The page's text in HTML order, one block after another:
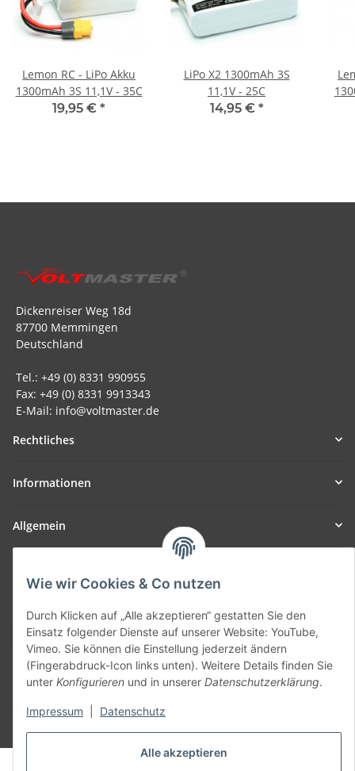
Alle akzeptieren
Wie wir Cookies & Co nutzen
Durch Klicken auf „Alle akzeptieren“ gestatten Sie den
Einsatz folgender Dienste auf unserer Website: YouTube,
Vimeo. Sie können die Einstellung jederzeit ändern
(Fingerabdruck-Icon links unten). Weitere Details finden Sie
unter Konfigurieren und in unserer Datenschutzerklärung.
Impressum Datenschutz
Lemon RC - LiPo Akku
1300mAh 3S 11,1V - 35C
19,95 € *
LiPo X2 1300mAh 3S
11,1V - 25C
14,95 € *
Dickenreiser Weg 18d
87700 Memmingen
Deutschland
Tel.: +49 (0) 8331 990955
Fax: +49 (0) 8331 9913343
E-Mail: info@voltmaster.de
Rechtliches
Informationen
Allgemein
SmoliTec - Safety. Simplified. Worldwide. ( B2B Shop )
Vertrag widerrufen